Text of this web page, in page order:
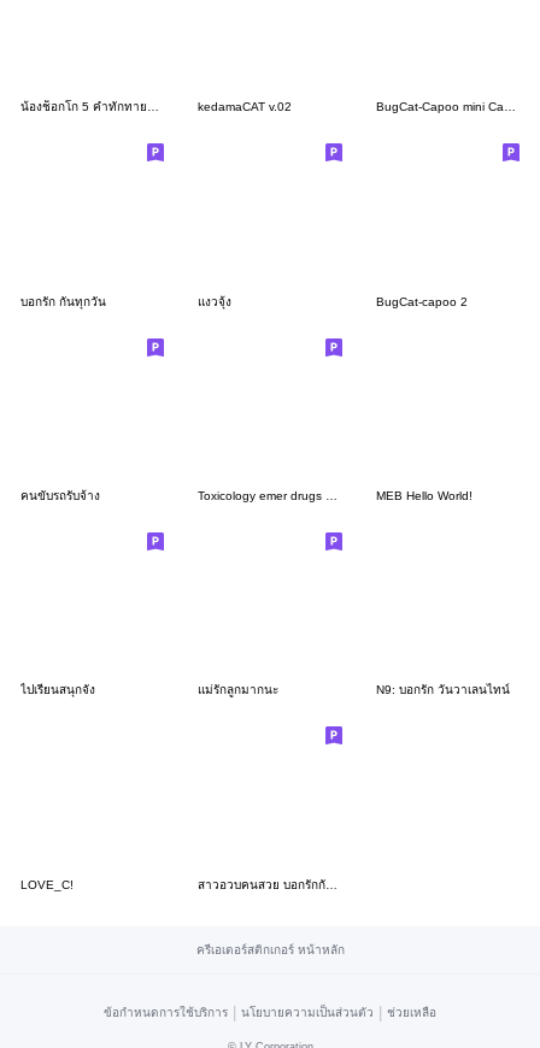
น้องช็อกโก 5 คำทักทายในทุกวัน kedamaCAT v.02 BugCat-Capoo mini Capoo and hand
บอกรัก กันทุกวัน แงวจุ้ง BugCat-capoo 2
คนขับรถรับจ้าง MEB Hello World!
ไปเรียนสนุกจัง แม่รักลูกมากนะ N9: บอกรัก วันวาเลนไทน์
LOVE_C!
ครีเอเตอร์สติกเกอร์ หน้าหลัก
ข้อกำหนดการใช้บริการ | นโยบายความเป็นส่วนตัว | ช่วยเหลือ